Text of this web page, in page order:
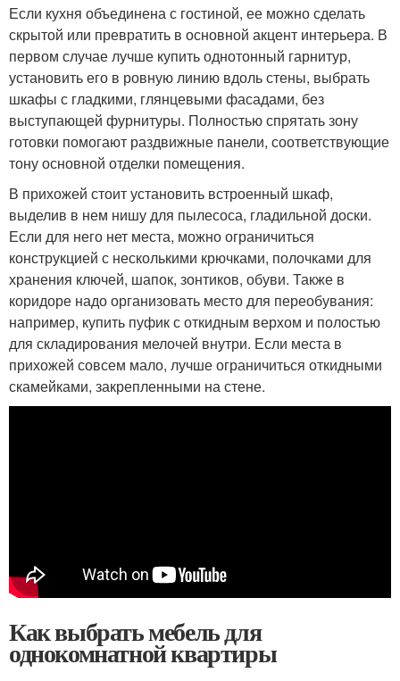
Если кухня объединена с гостиной, ее можно сделать
скрытой или превратить в основной акцент интерьера. В
первом случае лучше купить однотонный гарнитур,
установить его в ровную линию вдоль стены, выбрать
шкафы с гладкими, глянцевыми фасадами, без
выступающей фурнитуры. Полностью спрятать зону
готовки помогают раздвижные панели, соответствующие
тону основной отделки помещения.
В прихожей стоит установить встроенный шкаф,
выделив в нем нишу для пылесоса, гладильной доски.
Если для него нет места, можно ограничиться
конструкцией с несколькими крючками, полочками для
хранения ключей, шапок, зонтиков, обуви. Также в
коридоре надо организовать место для переобувания:
например, купить пуфик с откидным верхом и полостью
для складирования мелочей внутри. Если места в
прихожей совсем мало, лучше ограничиться откидными
скамейками, закрепленными на стене.
Как выбрать мебель для
однокомнатной квартиры